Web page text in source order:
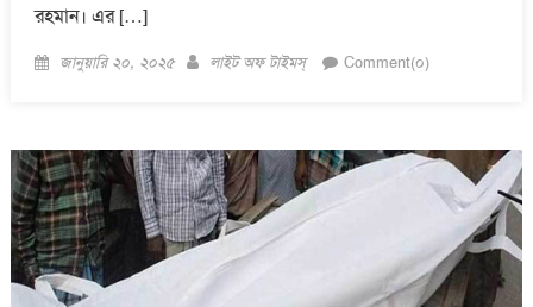
রহমান। এর […]
Posted
জানুয়ারি ২০, ২০২৫ Author
লাইট অফ টাইমস্ Comment(০)